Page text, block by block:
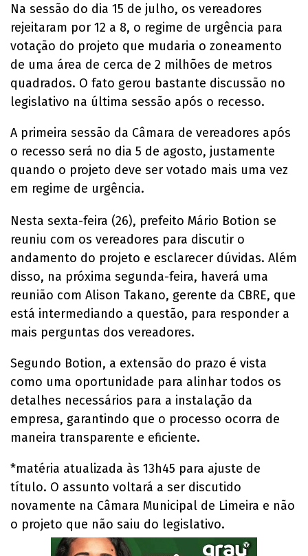
Na sessão do dia 15 de julho, os vereadores
rejeitaram por 12 a 8, o regime de urgência para
votação do projeto que mudaria o zoneamento
de uma área de cerca de 2 milhões de metros
quadrados. O fato gerou bastante discussão no
legislativo na última sessão após o recesso.
A primeira sessão da Câmara de vereadores após
o recesso será no dia 5 de agosto, justamente
quando o projeto deve ser votado mais uma vez
em regime de urgência.
Nesta sexta-feira (26), prefeito Mário Botion se
reuniu com os vereadores para discutir o
andamento do projeto e esclarecer dúvidas. Além
disso, na próxima segunda-feira, haverá uma
reunião com Alison Takano, gerente da CBRE, que
está intermediando a questão, para responder a
mais perguntas dos vereadores.
Segundo Botion, a extensão do prazo é vista
como uma oportunidade para alinhar todos os
detalhes necessários para a instalação da
empresa, garantindo que o processo ocorra de
maneira transparente e eficiente.
*matéria atualizada às 13h45 para ajuste de
título. O assunto voltará a ser discutido
novamente na Câmara Municipal de Limeira e não
o projeto que não saiu do legislativo.